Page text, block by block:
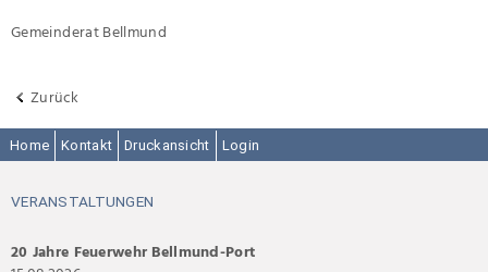
Gemeinderat Bellmund
Zurück
Home Kontakt Druckansicht Login
VERANSTALTUNGEN
20 Jahre Feuerwehr Bellmund-Port